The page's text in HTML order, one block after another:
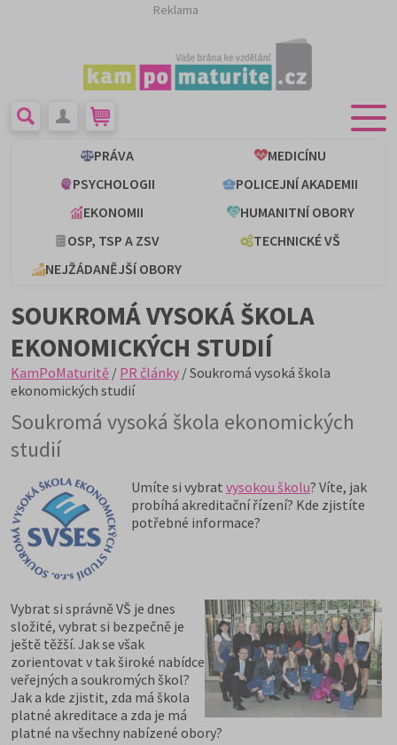
Reklama
PRÁVA
MEDICÍNU
PSYCHOLOGII
POLICEJNÍ AKADEMII
EKONOMII
HUMANITNÍ OBORY
OSP, TSP A ZSV
TECHNICKÉ VŠ
NEJŽÁDANĚJŠÍ OBORY
SOUKROMÁ VYSOKÁ ŠKOLA
EKONOMICKÝCH STUDIÍ
KamPoMaturitě / PR články / Soukromá vysoká škola
ekonomických studií
Soukromá vysoká škola ekonomických
studií
Umíte si vybrat vysokou školu? Víte, jak
probíhá akreditační řízení? Kde zjistíte
potřebné informace?
Vybrat si správně VŠ je dnes
složité, vybrat si bezpečně je
ještě těžší. Jak se však
zorientovat v tak široké nabídce
veřejných a soukromých škol?
Jak a kde zjistit, zda má škola
platné akreditace a zda je má
platné na všechny nabízené obory?